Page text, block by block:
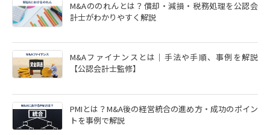
M&Aののれんとは？償却・減損・税務処理を公認会
計士がわかりやすく解説
M&Aファイナンスとは｜手法や手順、事例を解説
【公認会計士監修】
PMIとは？M&A後の経営統合の進め方・成功のポイン
トを事例で解説